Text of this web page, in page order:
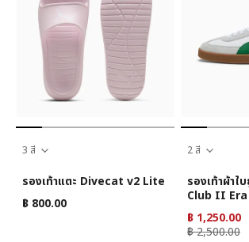
3 สี
รองเท้าแตะ Divecat v2 Lite
฿ 800.00
2 สี
รองเท้าผ้าใ
Club II Era
฿ 1,250.00
฿ 2,500.00